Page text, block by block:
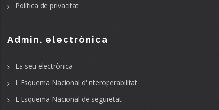
Política de privacitat
Admin. electrònica
La seu electrònica
L'Esquema Nacional d'Interoperabilitat
L'Esquema Nacional de seguretat